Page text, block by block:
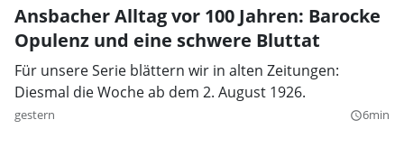
Ansbacher Alltag vor 100 Jahren: Barocke
Opulenz und eine schwere Bluttat
Für unsere Serie blättern wir in alten Zeitungen:
Diesmal die Woche ab dem 2. August 1926.
gestern query_builder6min